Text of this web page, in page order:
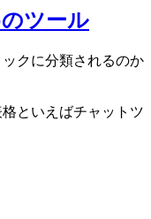
ツール
クに分類されるのか
といえばチャットツ